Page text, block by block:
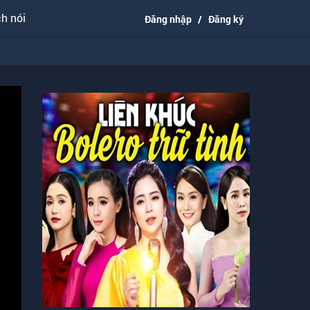
nói Đăng nhập / Đăng ký